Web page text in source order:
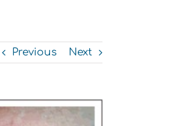
Previous Next